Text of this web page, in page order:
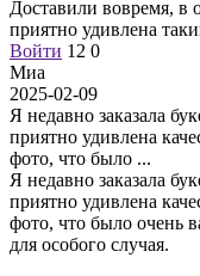
Доставили вовремя, в
приятно удивлена
Войти 12 0
Миа
2025-02-09
Я недавно заказала
приятно удивлена
фото, что было ...
Я недавно заказала
приятно удивлена
фото, что было очень
для особого случая.